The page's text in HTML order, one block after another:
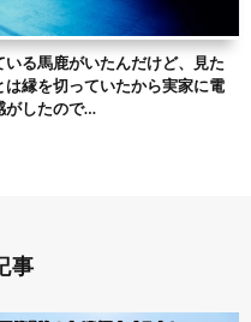
る馬鹿がいたんだけど、見た
縁を切っていたから実家に電
がしたので…
事